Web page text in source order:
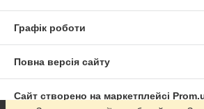
Графік роботи
Повна версія сайту
Сайт створено на маркетплейсі